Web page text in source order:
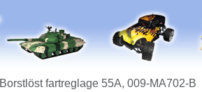
Borstlöst fartreglage 55A, 009-MA702-B